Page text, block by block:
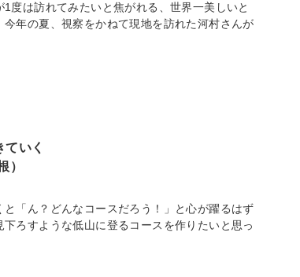
1度は訪れてみたいと焦がれる、世界一美しいと
年の夏、視察をかねて現地を訪れた河村さんが
いく
）
と「ん？どんなコースだろう！」と心が躍るはず
ろすような低山に登るコースを作りたいと思っ